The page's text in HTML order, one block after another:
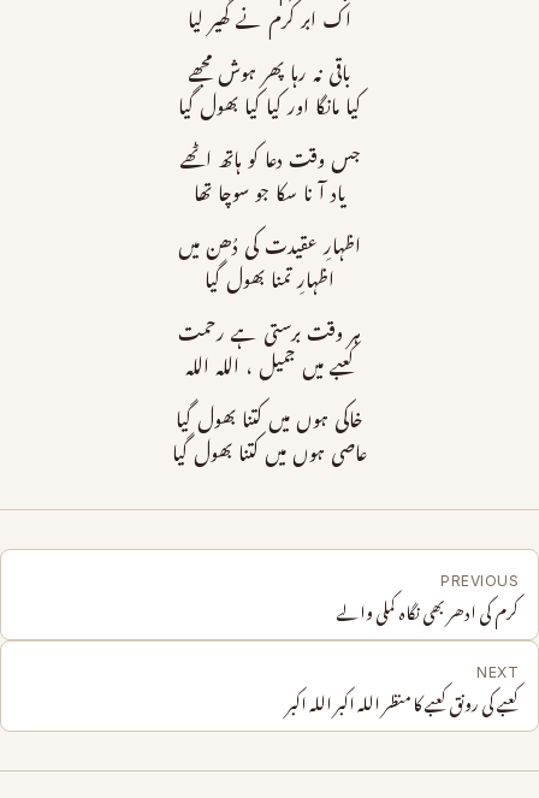
اک ابر کرم نے گھیر لیا
باقی نہ رہا پھر ہوش مجھے
کیا مانگا اور کیا کیا بھول گیا
جس وقت دعا کو ہاتھ اٹھے
یاد آ نا سکا جو سوچا تھا
اظہارِ عقیدت کی دُھن میں
اظہارِ تمنا بھول گیا
ہر وقت برستی ہے رحمت
کعبے میں جمیل ، اللہ اللہ
خاکی ہوں میں کتنا بھول گیا
عاصی ہوں میں کتنا بھول گیا
PREVIOUS
کرم کی ادھر بھی نگاہ کملی والے
NEXT
کعبے کی رونق کعبے کا منظر اللہ اکبر اللہ اکبر